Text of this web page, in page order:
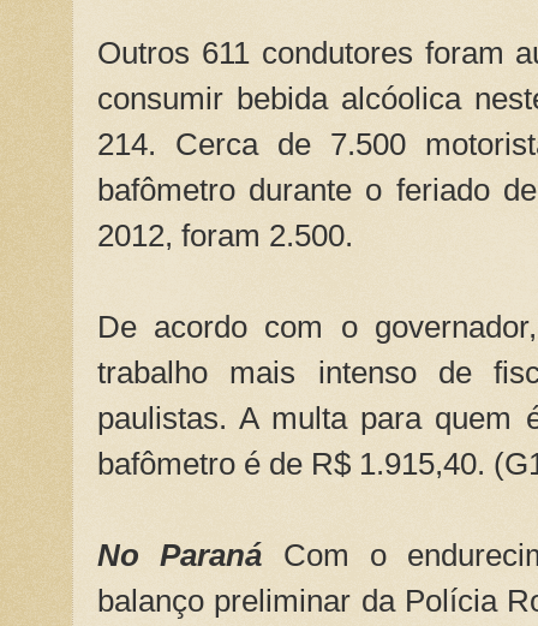
Outros 611 condutores foram
consumir bebida alcóolica
214. Cerca de 7.500
bafômetro durante o feriado
2012, foram 2.500.
De acordo com o
trabalho mais intenso de
paulistas. A multa para quem
bafômetro é de R$ 1.915,40.
No Paraná Com o
balanço preliminar da Polícia